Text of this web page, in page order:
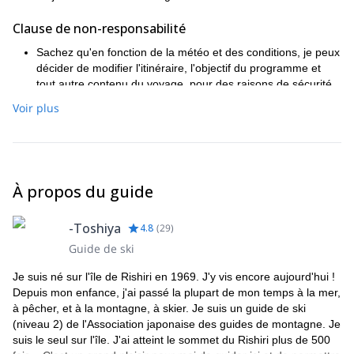
Clause de non-responsabilité
Sachez qu'en fonction de la météo et des conditions, je peux
décider de modifier l'itinéraire, l'objectif du programme et
tout autre contenu du voyage, pour des raisons de sécurité.
accidents qui pourraient survenir pendant le programme, à
à une intention malveillante de ma part.
les moins élevés.
Plus d'informations
Vous devrez arriver sur l'île de Rishiri la nuit précédente et il est
une nuit supplémentaire d'hébergement incluse dans le prix).
Comme nous serons 2 guides à gérer le programme, nous
diviserons le groupe par amis ou par niveau.
Prix : le prix au moment de la réservation dépend de la taille du
Voir plus
À propos du guide
-Toshiya 4.8 (29)
Guide de ski
Je suis né sur l'île de Rishiri en 1969. J'y vis encore aujourd'hui !
Depuis mon enfance, j'ai passé la plupart de mon temps à la mer,
à pêcher, et à la montagne, à skier. Je suis un guide de ski
(niveau 2) de l'Association japonaise des guides de montagne. Je
suis le seul sur l'île. J'ai atteint le sommet du Rishiri plus de 500